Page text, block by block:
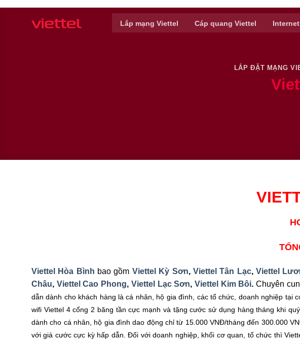
Skip
Lắp mạng Viettel Cáp quang Viettel
LẮP ĐẶT MẠNG
Viettel Hòa Bình bao gồm Viettel Kỳ Sơn, Viettel Tân Lạc, Viettel
Châu, Viettel Cao Phong, Viettel Lạc Sơn, Viettel Kim Bôi. Chuyên
dẫn dành cho khách hàng là cá nhân, hộ gia đình, các tổ chức, doanh nghiệp
wifi Viettel 4 cổng 2 băng tần cực mạnh và tặng cước sử dụng hàng tháng khi
dành cho cá nhân, hộ gia đình dao động chỉ từ 15.000 VNĐ/tháng đến 300.000
với giá cước cực kỳ hấp dẫn. Đối với doanh nghiệp, khối cơ quan, tổ chức thì